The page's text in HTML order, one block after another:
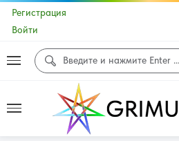
Регистрация
Войти